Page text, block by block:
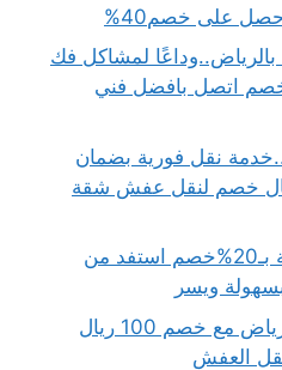
لمشاكل فك
المكيفات بـ23%خصم اتصل بافضل فني
نقل فورية بضمان
خصم لنقل عفش شقة
شركة نقل اثاث بالمزاحمية بـ20%خصم استفد من
ويسر
لوري جامبو نقل عفش بالرياض مع خصم 100 ريال
العفش